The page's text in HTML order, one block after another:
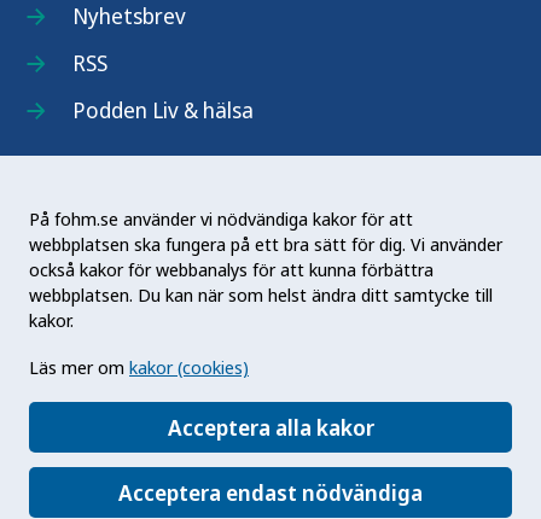
På fohm.se använder vi nödvändiga kakor för att
webbplatsen ska fungera på ett bra sätt för dig. Vi använder
också kakor för webbanalys för att kunna förbättra
webbplatsen. Du kan när som helst ändra ditt samtycke till
kakor.
Läs mer om kakor (cookies)
Acceptera alla kakor
Acceptera endast nödvändiga
Nyhetsbrev
RSS
Podden Liv & hälsa
Folkhälsomyndigheten (Fohm) är en nationell
kunskapsmyndighet som arbetar för en bättre
folkhälsa. Det gör myndigheten genom att
främja hälsa, förebygga ohälsa och skydda mot
hälsohot. Vår vision är en folkhälsa som stärker
samhällets utveckling.